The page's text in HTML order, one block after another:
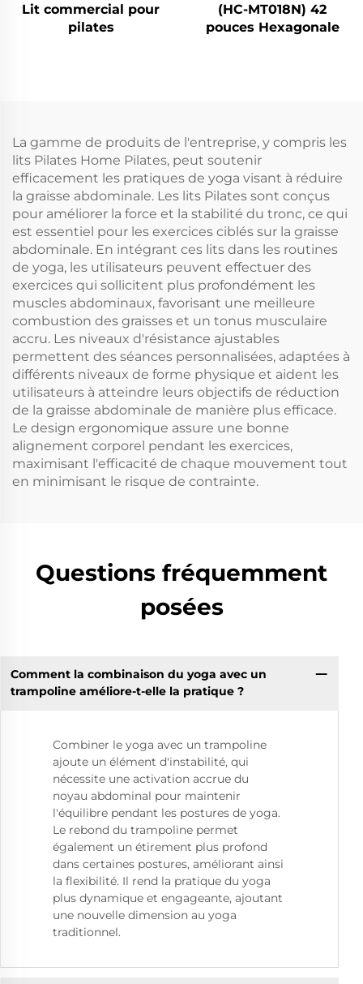
Lit commercial pour
pilates
(HC-MT018N) 42
pouces Hexagonale
La gamme de produits de l'entreprise, y compris les
lits Pilates Home Pilates, peut soutenir
efficacement les pratiques de yoga visant à réduire
la graisse abdominale. Les lits Pilates sont conçus
pour améliorer la force et la stabilité du tronc, ce qui
est essentiel pour les exercices ciblés sur la graisse
abdominale. En intégrant ces lits dans les routines
de yoga, les utilisateurs peuvent effectuer des
exercices qui sollicitent plus profondément les
muscles abdominaux, favorisant une meilleure
combustion des graisses et un tonus musculaire
accru. Les niveaux d'résistance ajustables
permettent des séances personnalisées, adaptées à
différents niveaux de forme physique et aident les
utilisateurs à atteindre leurs objectifs de réduction
de la graisse abdominale de manière plus efficace.
Le design ergonomique assure une bonne
alignement corporel pendant les exercices,
maximisant l'efficacité de chaque mouvement tout
en minimisant le risque de contrainte.
Questions fréquemment
posées
Comment la combinaison du yoga avec un
trampoline améliore-t-elle la pratique ?
Combiner le yoga avec un trampoline
ajoute un élément d'instabilité, qui
nécessite une activation accrue du
noyau abdominal pour maintenir
l'équilibre pendant les postures de yoga.
Le rebond du trampoline permet
également un étirement plus profond
dans certaines postures, améliorant ainsi
la flexibilité. Il rend la pratique du yoga
plus dynamique et engageante, ajoutant
une nouvelle dimension au yoga
traditionnel.